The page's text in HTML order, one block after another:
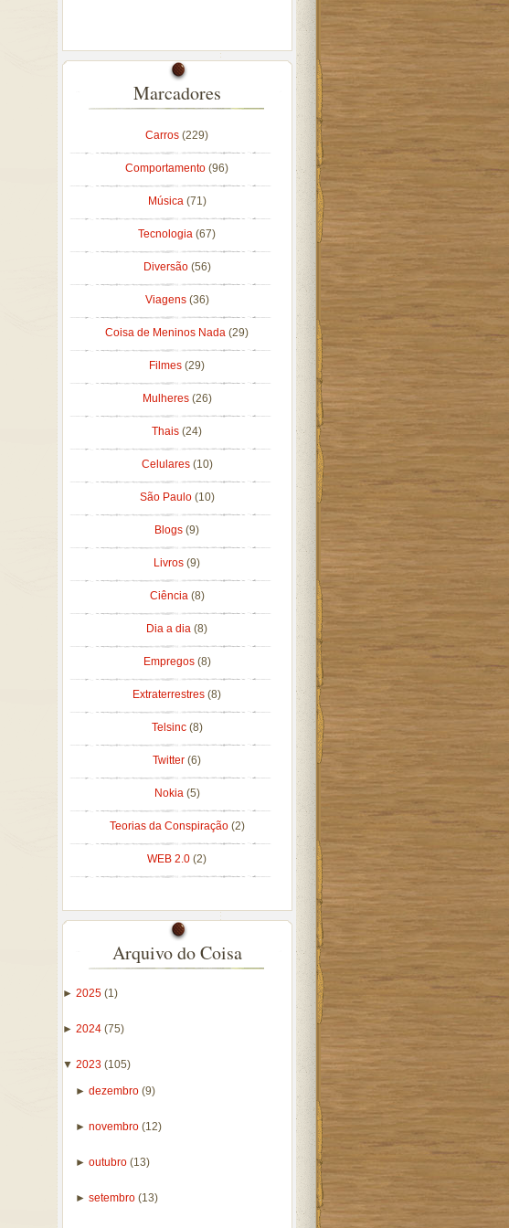
Marcadores
Carros (229)
Comportamento (96)
Música (71)
Tecnologia (67)
Diversão (56)
Viagens (36)
Coisa de Meninos Nada (29)
Filmes (29)
Mulheres (26)
Thais (24)
Celulares (10)
São Paulo (10)
Blogs (9)
Livros (9)
Ciência (8)
Dia a dia (8)
Empregos (8)
Extraterrestres (8)
Telsinc (8)
Twitter (6)
Nokia (5)
Teorias da Conspiração (2)
WEB 2.0 (2)
Arquivo do Coisa
► 2025 (1)
► 2024 (75)
▼ 2023 (105)
► dezembro (9)
► novembro (12)
► outubro (13)
► setembro (13)